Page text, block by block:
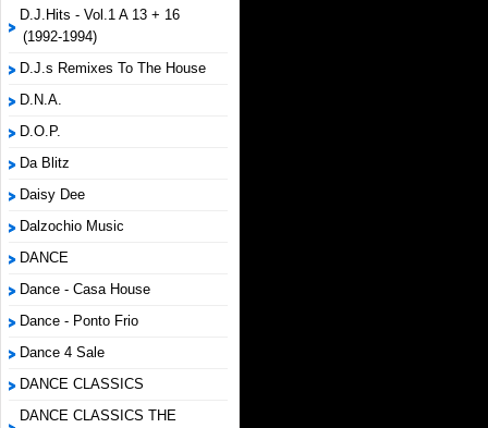
D.J.Hits - Vol.1 A 13 + 16
(1992-1994)
D.J.s Remixes To The House
D.N.A.
D.O.P.
Da Blitz
Daisy Dee
Dalzochio Music
DANCE
Dance - Casa House
Dance - Ponto Frio
Dance 4 Sale
DANCE CLASSICS
DANCE CLASSICS THE